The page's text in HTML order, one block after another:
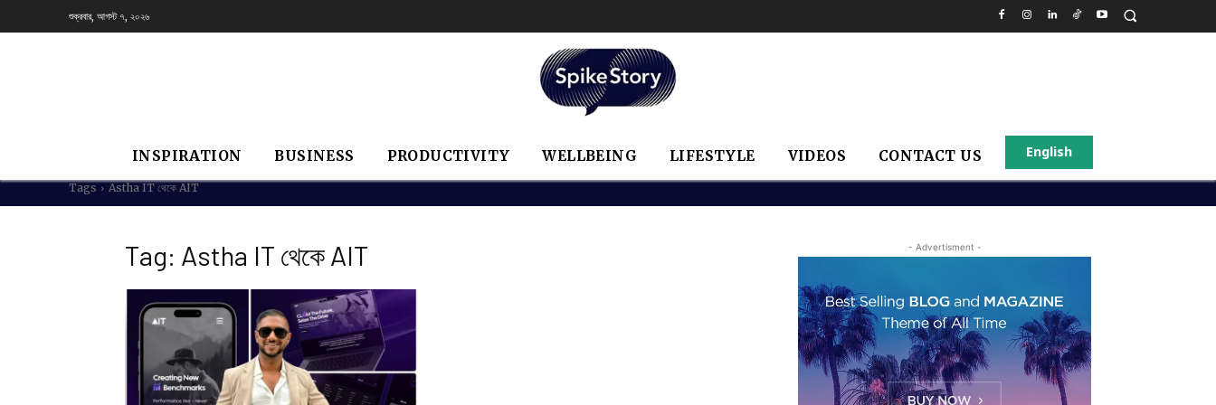
শুক্রবার, আগস্ট ৭, ২০২৬
INSPIRATION BUSINESS PRODUCTIVITY WELLBEING LIFESTYLE VIDEOS CONTACT US English
Tags Astha IT থেকে AIT
Tag: Astha IT থেকে AIT - Advertisment -